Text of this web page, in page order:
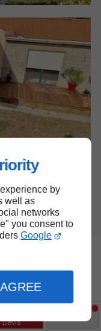
by
well as
networks
you consent to
Google
DevisMédard-en-